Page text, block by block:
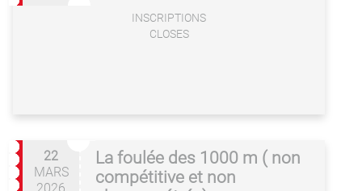
INSCRIPTIONS
CLOSES
22
MARS
La foulée des 1000 m ( non
compétitive et non